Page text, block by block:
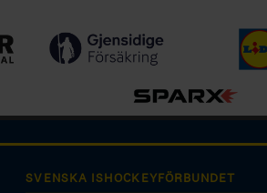
SVENSKA ISHOCKEYFÖRBUNDET